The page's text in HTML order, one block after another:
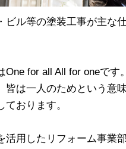
ビル等の塗装工事が主な
for all All for oneです。
皆は一人のためという意
おります。
活用したリフォーム事業